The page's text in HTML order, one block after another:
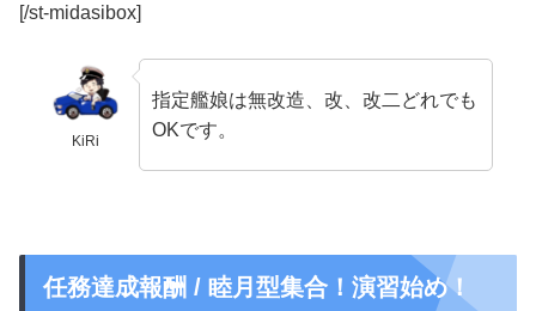
[/st-midasibox]
KiRi
指定艦娘は無改造、改、改二どれでも
OKです。
任務達成報酬 / 睦月型集合！演習始め！